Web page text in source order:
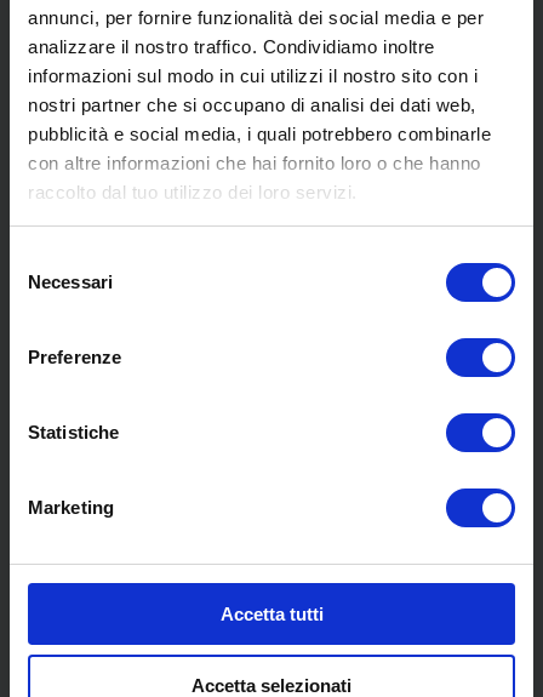
annunci, per fornire funzionalità dei social media e per
analizzare il nostro traffico. Condividiamo inoltre
informazioni sul modo in cui utilizzi il nostro sito con i
nostri partner che si occupano di analisi dei dati web,
pubblicità e social media, i quali potrebbero combinarle
con altre informazioni che hai fornito loro o che hanno
raccolto dal tuo utilizzo dei loro servizi.
delNecessari
Preferenze
Statistiche
Marketing
Accetta tutti
Accetta selezionati
SCOPRI I NOSTRI CENTRI
MENU
Chi siamo
Servizi
Blog
Contatti